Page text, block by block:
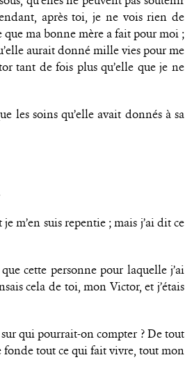
après toi, je ne vois rien de
que ma bonne mère a fait pour moi ;
aurait donné mille vies pour me
tant de fois plus qu’elle que je ne
les soins qu’elle avait donnés à sa
m’en suis repentie ; mais j’ai dit ce
cette personne pour laquelle j’ai
cela de toi, mon Victor, et j’étais
qui pourrait-on compter ? De tout
fonde tout ce qui fait vivre, tout mon